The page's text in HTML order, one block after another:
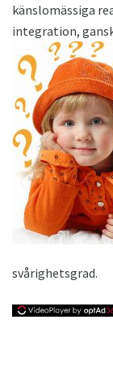
känslomässiga
integration,
svårighetsgrad.